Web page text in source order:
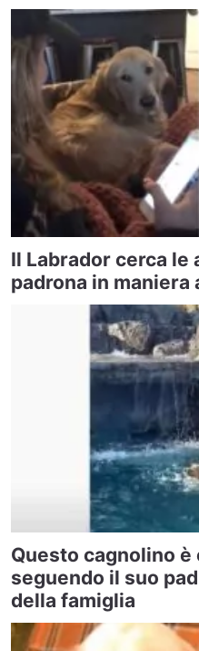
Il Labrador cerca le
padrona in maniera
Questo cagnolino
seguendo il suo
della famiglia